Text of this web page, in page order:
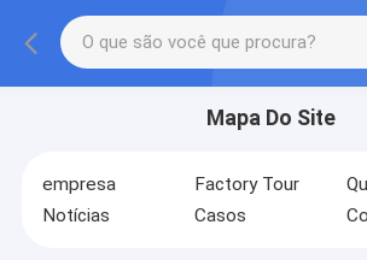
Mapa Do Site
empresa Factory Tour
Notícias
Casos